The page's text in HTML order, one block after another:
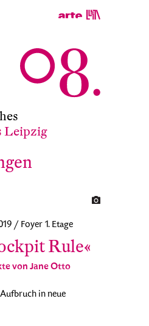
Leipzig
/ Foyer 1. Etage
Rule«
von Jane Otto
in neue